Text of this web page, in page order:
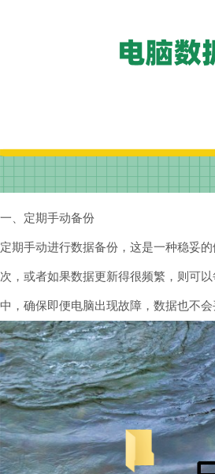
一、定期手动备份
定期手动进行数据备份，这是一种稳妥
次，或者如果数据更新得很频繁，则可
中，确保即便电脑出现故障，数据也不